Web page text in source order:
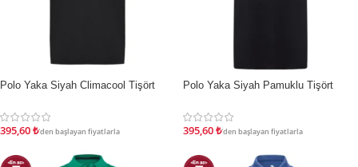
İNDIRIM
Polo Yaka Siyah Climacool Tişört
395,60₺'den başlayan fiyatlarla
İNDIRIM
Polo Yaka Siyah Pamuklu Tişört
395,60₺'den başlayan fiyatlarla